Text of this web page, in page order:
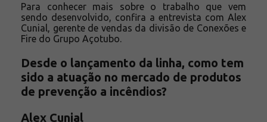
Para conhecer mais sobre o trabalho que vem
sendo desenvolvido, confira a entrevista com Alex
Cunial, gerente de vendas da divisão de Conexões e
Fire do Grupo Açotubo.
Desde o lançamento da linha, como tem
sido a atuação no mercado de produtos
de prevenção a incêndios?
Alex Cunial